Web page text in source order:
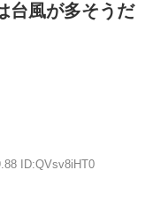
台風が多そうだ
ID:QVsv8iHT0